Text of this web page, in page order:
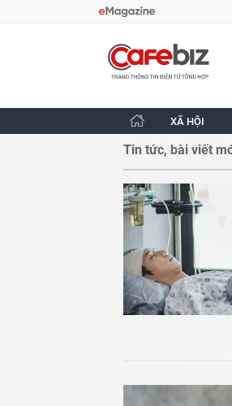
CafeBiz - Trang chủ
XÃ HỘI
Tin tức, bài viết